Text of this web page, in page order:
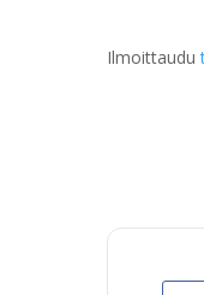
Ilmoittaudu